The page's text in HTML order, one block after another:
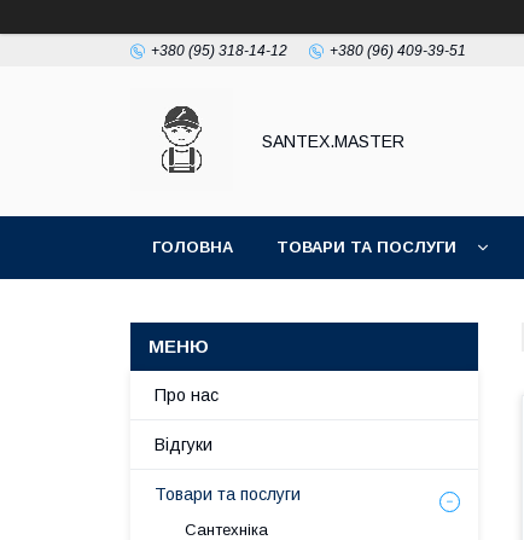
+380 (95) 318-14-12 +380 (96) 409-39-51
SANTEX.MASTER
ГОЛОВНА ТОВАРИ ТА ПОСЛУГИ
Про нас
Відгуки
Товари та послуги
Сантехніка